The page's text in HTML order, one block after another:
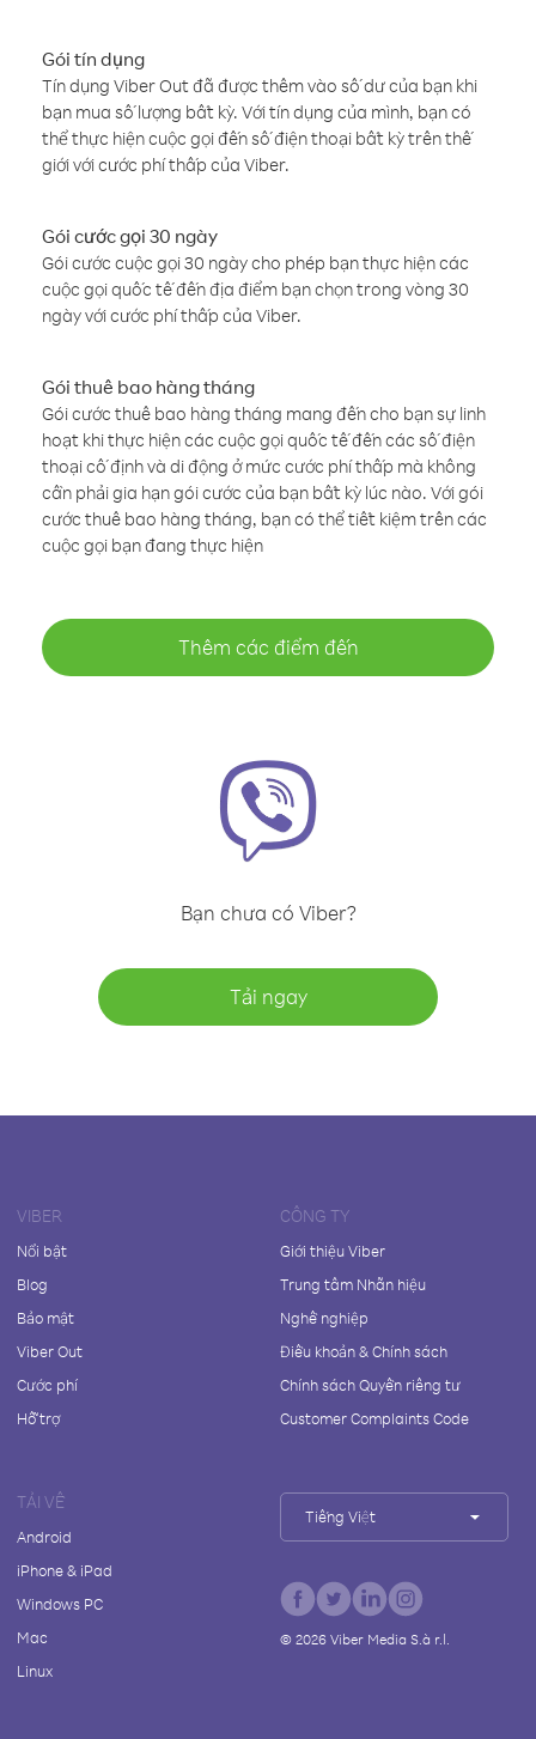
Gói tín dụng
Tín dụng Viber Out đã được thêm vào số dư của bạn khi
bạn mua số lượng bất kỳ. Với tín dụng của mình, bạn có
thể thực hiện cuộc gọi đến số điện thoại bất kỳ trên thế
giới với cước phí thấp của Viber.
Gói cước gọi 30 ngày
Gói cước cuộc gọi 30 ngày cho phép bạn thực hiện các
cuộc gọi quốc tế đến địa điểm bạn chọn trong vòng 30
ngày với cước phí thấp của Viber.
Gói thuê bao hàng tháng
Gói cước thuê bao hàng tháng mang đến cho bạn sự linh
hoạt khi thực hiện các cuộc gọi quốc tế đến các số điện
thoại cố định và di động ở mức cước phí thấp mà không
cần phải gia hạn gói cước của bạn bất kỳ lúc nào. Với gói
cước thuê bao hàng tháng, bạn có thể tiết kiệm trên các
cuộc gọi bạn đang thực hiện
Thêm các điểm đến
Bạn chưa có Viber?
Tải ngay
VIBER
Nổi bật
Blog
Bảo mật
Viber Out
Cước phí
Hỗ trợ
CÔNG TY
Giới thiệu Viber
Trung tâm Nhãn hiệu
Nghề nghiệp
Điều khoản & Chính sách
Chính sách Quyền riêng tư
Customer Complaints Code
TẢI VỀ
Android
iPhone & iPad
Windows PC
Mac
Linux
Tiếng Việt
© 2026Viber Media S.à r.l.